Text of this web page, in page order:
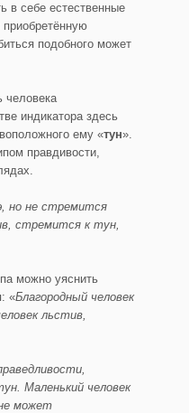
в себе естественные
приобретённую
подобного может
человека
индикатора здесь
ему «тун».
правдивости,
но не стремится
стремится к тун,
можно уяснить
«Благородный человек
льстив,
Маленький человек
может